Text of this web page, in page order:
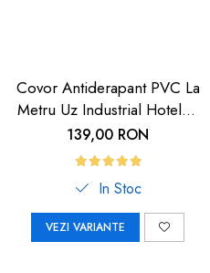
Covor Antiderapant PVC La
Metru Uz Industrial Hoteluri
| Carboysafety
139,00 RON
In Stoc
VEZI VARIANTE